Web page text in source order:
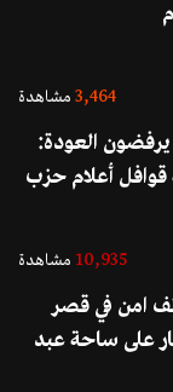
3,464 مشاهدة
العودة:
أعلام حزب
10,935 مشاهدة
امن في قصر
على ساحة عبد